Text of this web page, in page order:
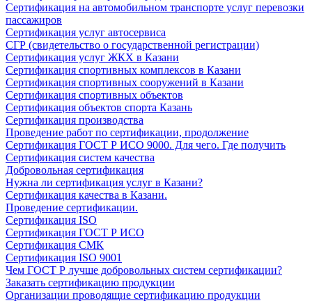
Сертификация на автомобильном транспорте услуг перевозки
пассажиров
Сертификация услуг автосервиса
СГР (свидетельство о государственной регистрации)
Сертификация услуг ЖКХ в Казани
Сертификация спортивных комплексов в Казани
Сертификация спортивных сооружений в Казани
Сертификация спортивных объектов
Сертификация объектов спорта Казань
Сертификация производства
Проведение работ по сертификации, продолжение
Сертификация ГОСТ Р ИСО 9000. Для чего. Где получить
Сертификация систем качества
Добровольная сертификация
Нужна ли сертификация услуг в Казани?
Сертификация качества в Казани.
Проведение сертификации.
Сертификация ISO
Сертификация ГОСТ Р ИСО
Сертификация СМК
Сертификация ISO 9001
Чем ГОСТ Р лучше добровольных систем сертификации?
Заказать сертификацию продукции
Организации проводящие сертификацию продукции